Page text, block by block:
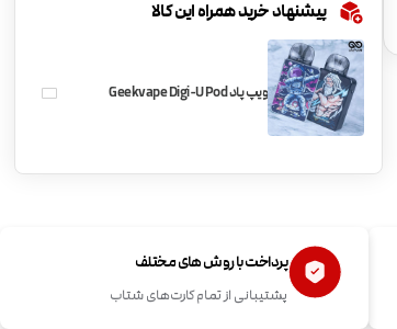
پیشنهاد خرید همراه این کالا
ویپ پاد Geekvape Digi-U Pod
پرداخت با روش های مختلف
پشتیبانی از تمام کارت‌های شتاب